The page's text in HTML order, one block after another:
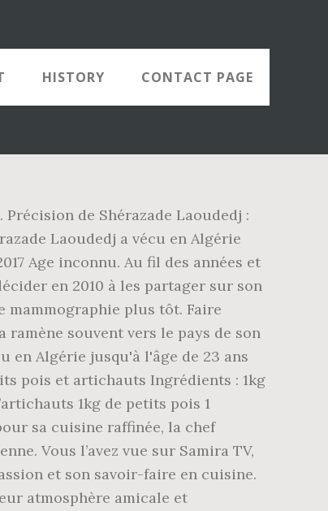
HISTORY CONTACT PAGE
de Shérazade Laoudedj :
Laoudedj a vécu en Algérie
Age inconnu. Au fil des années et
en 2010 à les partager sur son
mammographie plus tôt. Faire
ramène souvent vers le pays de son
en Algérie jusqu'à l'âge de 23 ans
pois et artichauts Ingrédients : 1kg
1kg de petits pois 1
sa cuisine raffinée, la chef
Vous l’avez vue sur Samira TV,
et son savoir-faire en cuisine.
atmosphère amicale et